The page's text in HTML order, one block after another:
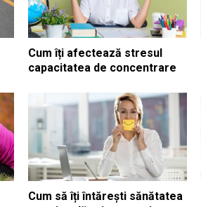
Cum îți afectează stresul
capacitatea de concentrare
Cum să îți întărești sănătatea